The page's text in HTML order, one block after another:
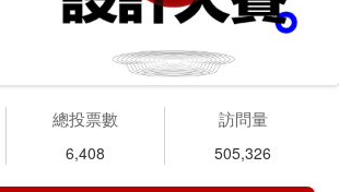
總投票數
6,408
訪問量
505,326